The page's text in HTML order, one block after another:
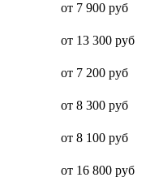
от 7 900 руб
от 13 300 руб
от 7 200 руб
от 8 300 руб
от 8 100 руб
от 16 800 руб